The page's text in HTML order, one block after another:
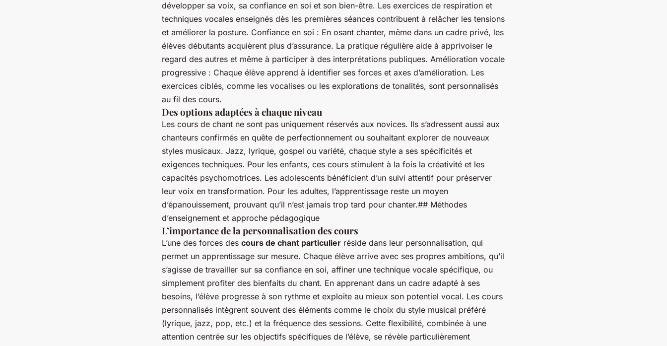
développer sa voix, sa confiance en soi et son bien-être. Les exercices de respiration et
techniques vocales enseignés dès les premières séances contribuent à relâcher les tensions
et améliorer la posture. Confiance en soi : En osant chanter, même dans un cadre privé, les
élèves débutants acquièrent plus d’assurance. La pratique régulière aide à apprivoiser le
regard des autres et même à participer à des interprétations publiques. Amélioration vocale
progressive : Chaque élève apprend à identifier ses forces et axes d’amélioration. Les
exercices ciblés, comme les vocalises ou les explorations de tonalités, sont personnalisés
au fil des cours.
Des options adaptées à chaque niveau
Les cours de chant ne sont pas uniquement réservés aux novices. Ils s’adressent aussi aux
chanteurs confirmés en quête de perfectionnement ou souhaitant explorer de nouveaux
styles musicaux. Jazz, lyrique, gospel ou variété, chaque style a ses spécificités et
exigences techniques. Pour les enfants, ces cours stimulent à la fois la créativité et les
capacités psychomotrices. Les adolescents bénéficient d’un suivi attentif pour préserver
leur voix en transformation. Pour les adultes, l’apprentissage reste un moyen
d’épanouissement, prouvant qu’il n’est jamais trop tard pour chanter.## Méthodes
d’enseignement et approche pédagogique
L’importance de la personnalisation des cours
L’une des forces des cours de chant particulier réside dans leur personnalisation, qui
permet un apprentissage sur mesure. Chaque élève arrive avec ses propres ambitions, qu’il
s’agisse de travailler sur sa confiance en soi, affiner une technique vocale spécifique, ou
simplement profiter des bienfaits du chant. En apprenant dans un cadre adapté à ses
besoins, l’élève progresse à son rythme et exploite au mieux son potentiel vocal. Les cours
personnalisés intègrent souvent des éléments comme le choix du style musical préféré
(lyrique, jazz, pop, etc.) et la fréquence des sessions. Cette flexibilité, combinée à une
attention centrée sur les objectifs spécifiques de l’élève, se révèle particulièrement